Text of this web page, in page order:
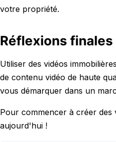
votre propriété.
Réflexions finales
Utiliser des vidéos
de contenu vidéo de haute
vous démarquer dans un
Pour commencer à créer des
aujourd'hui !